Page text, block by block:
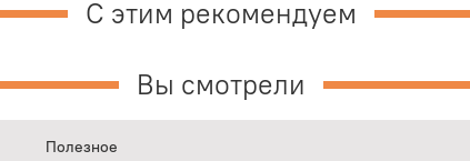
С этим рекомендуем
Вы смотрели
Полезное